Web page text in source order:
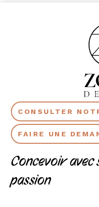
CONSULTER
FAIRE UNE
Concevoir avec
passion